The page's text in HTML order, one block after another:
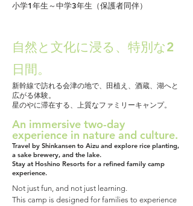
小学1年生～中学3年生（保護者同伴）
自然と文化に浸る、特別な2
日間。
新幹線で訪れる会津の地で、田植え、酒蔵、湖へと
広がる体験。
星のやに滞在する、上質なファミリーキャンプ。
An immersive two-day
experience in nature and culture.
Travel by Shinkansen to Aizu and explore rice planting,
a sake brewery, and the lake.
Stay at Hoshino Resorts for a refined family camp
experience.
Not just fun, and not just learning.
This camp is designed for families to experience